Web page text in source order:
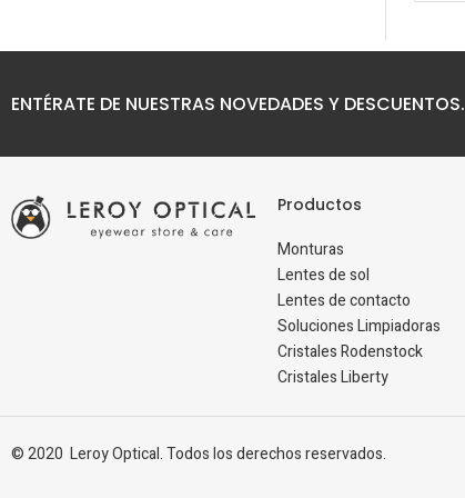
ENTÉRATE DE NUESTRAS NOVEDADES Y DESCUENTOS.
Productos
Monturas
Lentes de sol
Lentes de contacto
Soluciones Limpiadoras
Cristales Rodenstock
Cristales Liberty
© 2020 Leroy Optical. Todos los derechos reservados.